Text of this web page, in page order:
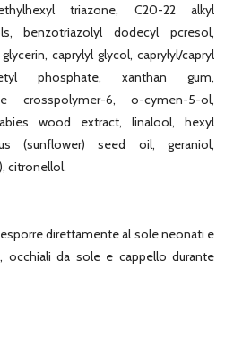
triazone, C20-22 alkyl
benzotriazolyl dodecyl pcresol,
caprylyl glycol, caprylyl/capryl
phosphate, xanthan gum,
crosspolymer-6, o-cymen-5-ol,
wood extract, linalool, hexyl
(sunflower) seed oil, geraniol,
citronellol.
direttamente al sole neonati e
occhiali da sole e cappello durante